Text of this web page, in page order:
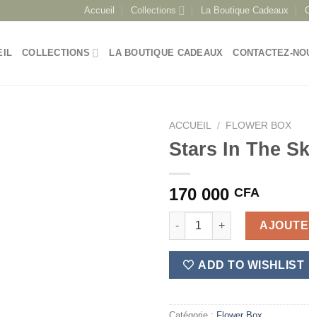
Accueil Collections La Boutique Cadeaux
COLLECTIONS LA BOUTIQUE CADEAUX CONTACTEZ-
ACCUEIL / FLOWER BOX
Stars In The
170 000 CFA
quantité de Stars In The Sky
ADD TO WISHLIST